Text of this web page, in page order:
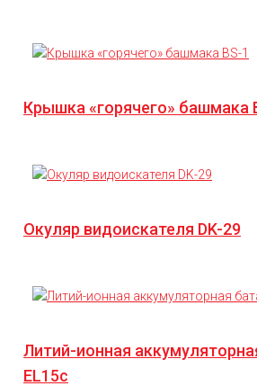
Крышка «горячего» башмака
Окуляр видоискателя DK-29
Литий-ионная
EL15c